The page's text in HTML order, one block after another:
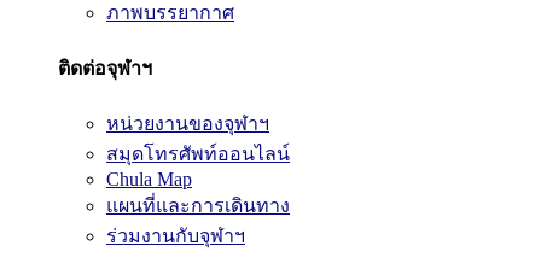
ภาพบรรยากาศ
ติดต่อจุฬาฯ
หน่วยงานของจุฬาฯ
สมุดโทรศัพท์ออนไลน์
Chula Map
แผนที่และการเดินทาง
ร่วมงานกับจุฬาฯ